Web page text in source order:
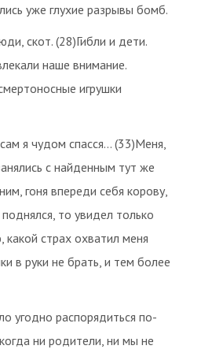
уже глухие разрывы бомб.
скот. (28)Гибли и дети.
наше внимание.
игрушки
я чудом спасся… (33)Меня,
с найденным тут же
гоня впереди себя корову,
то увидел только
страх охватил меня
в руки не брать, и тем более
угодно распорядиться по-
ни родители, ни мы не